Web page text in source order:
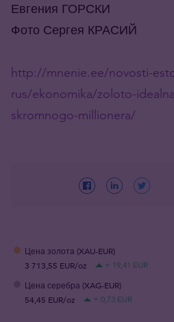
Евгения ГОРСКИ
Фото Сергея КРАСИЙ
http://mnenie.ee/novosti-
rus/ekonomika/zoloto-
skromnogo-millionera/
Цена золота (XAU-EUR)
3 713,55 EUR/oz
+ 19,41 EUR
Цена серебра (XAG-EUR)
54,45 EUR/oz
+ 0,73 EUR